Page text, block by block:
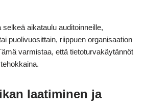
aikataulu auditoinneille,
puolivuosittain, riippuen organisaation
varmistaa, että tietoturvakäytännöt
laatiminen ja